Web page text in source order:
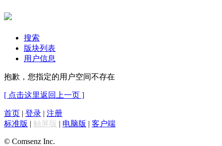
搜索
版块列表
用户信息
抱歉，您指定的用户空间不存在
[ 点击这里返回上一页 ]
首页 | 登录 | 注册
标准版 | 触屏版 | 电脑版 | 客户端
© Comsenz Inc.